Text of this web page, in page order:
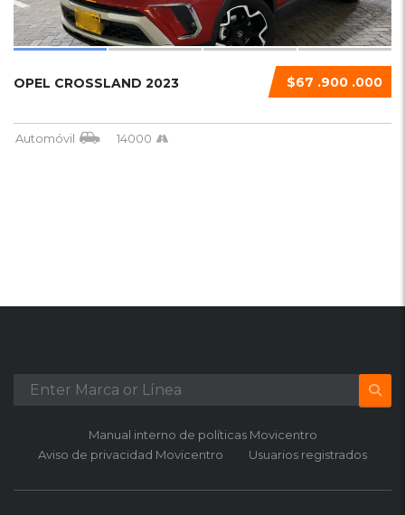
$67 .900 .000
OPEL CROSSLAND 2023
Automóvil 14000
Manual interno de políticas Movicentro
Aviso de privacidad Movicentro
Usuarios registrados